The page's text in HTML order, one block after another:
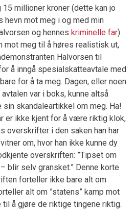
millioner kroner (dette kan jo
hevn mot meg i og med min
og hennes kriminelle far).
mot meg til å høres realistisk ut,
Halvorsen til
å inngå spesialskatteavtale med
for å ta meg. Dagen, eller noen
var i boks, kunne altså
sin skandaleartikkel om meg. Ha!
er ikke kjent for å være riktig klok,
overskrifter i den saken han har
om, hvor han ikke kunne dy
overskriften: ”Tipset om
blir selv gransket.” Denne korte
forteller ikke bare alt om
alt om ”statens” kamp mot
til å gjøre de riktige tingene riktig.